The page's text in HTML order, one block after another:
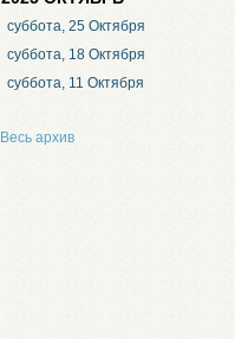
суббота, 25 Октября
суббота, 18 Октября
суббота, 11 Октября
Весь архив